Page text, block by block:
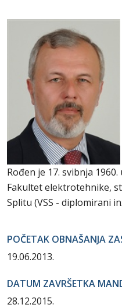
Rođen je 17. svibnja
Fakultet elektrotehnike,
Splitu (VSS - diplomirani
POČETAK OBNAŠANJA
19.06.2013.
DATUM ZAVRŠETKA
28.12.2015.